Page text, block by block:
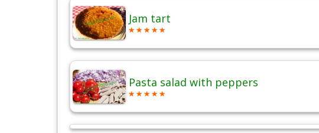
Jam tart
Pasta salad with peppers